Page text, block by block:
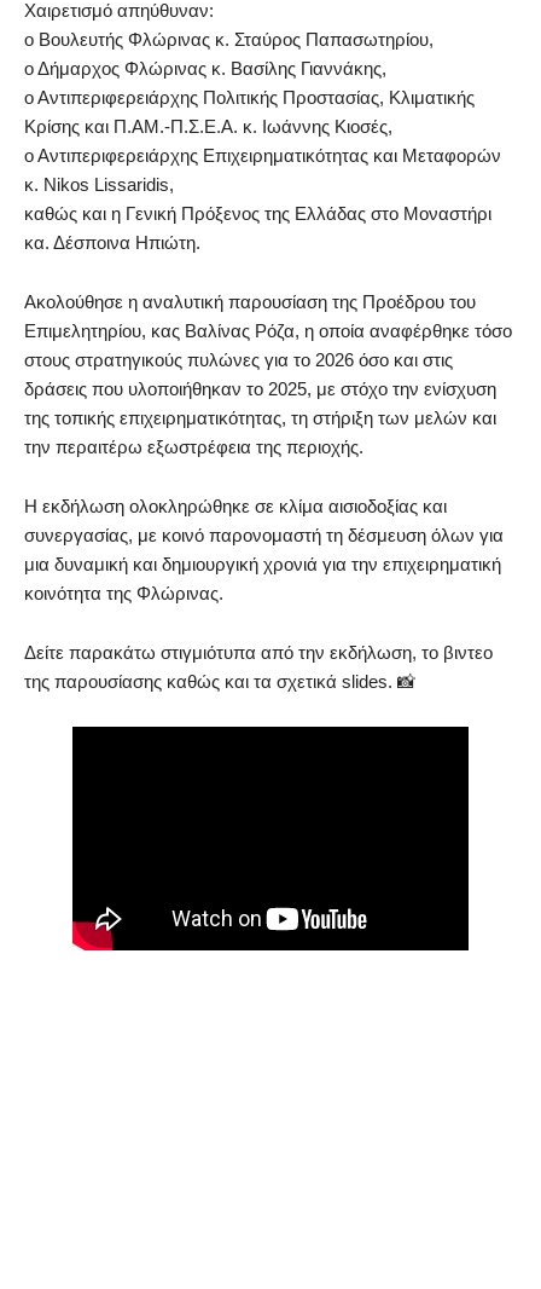
Χαιρετισμό απηύθυναν:
ο Βουλευτής Φλώρινας κ. Σταύρος Παπασωτηρίου,
ο Δήμαρχος Φλώρινας κ. Βασίλης Γιαννάκης,
ο Αντιπεριφερειάρχης Πολιτικής Προστασίας, Κλιματικής
Κρίσης και Π.ΑΜ.-Π.Σ.Ε.Α. κ. Ιωάννης Κιοσές,
ο Αντιπεριφερειάρχης Επιχειρηματικότητας και Μεταφορών
κ. Nikos Lissaridis,
καθώς και η Γενική Πρόξενος της Ελλάδας στο Μοναστήρι
κα. Δέσποινα Ηπιώτη.
Ακολούθησε η αναλυτική παρουσίαση της Προέδρου του
Επιμελητηρίου, κας Βαλίνας Ρόζα, η οποία αναφέρθηκε τόσο
στους στρατηγικούς πυλώνες για το 2026 όσο και στις
δράσεις που υλοποιήθηκαν το 2025, με στόχο την ενίσχυση
της τοπικής επιχειρηματικότητας, τη στήριξη των μελών και
την περαιτέρω εξωστρέφεια της περιοχής.
Η εκδήλωση ολοκληρώθηκε σε κλίμα αισιοδοξίας και
συνεργασίας, με κοινό παρονομαστή τη δέσμευση όλων για
μια δυναμική και δημιουργική χρονιά για την επιχειρηματική
κοινότητα της Φλώρινας.
Δείτε παρακάτω στιγμιότυπα από την εκδήλωση, το βιντεο
της παρουσίασης καθώς και τα σχετικά slides. 📸